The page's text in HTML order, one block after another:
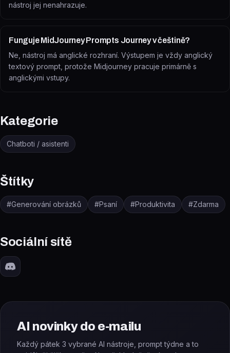
nástroj jej nenahrazuje.
Funguje MidJourney Prompts Journey v češtině?
Ne, nástroj má anglické rozhraní. Výstupem je vždy anglický
textový prompt, protože Midjourney pracuje primárně s
anglickými vstupy.
Kategorie
Chatboti / asistenti
Štítky
#Generování obrázků #Psaní #Produktivita #Zdarma
Sociální sítě
AI novinky do e-mailu
Každý pátek 3 vybrané AI nástroje, prompt týdne a to